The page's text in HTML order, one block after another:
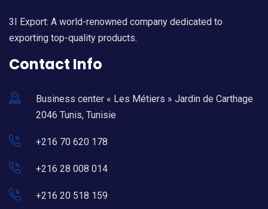
3I Export: A world-renowned company dedicated to
exporting top-quality products.
Contact Info
Business center « Les Métiers » Jardin de Carthage
2046 Tunis, Tunisie
+216 70 620 178
+216 28 008 014
+216 20 518 159